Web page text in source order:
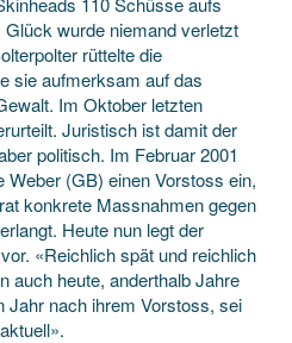
wurde niemand verletzt
rüttelte die
sie aufmerksam auf das
Im Oktober letzten
Juristisch ist damit der
politisch. Im Februar 2001
Weber (GB) einen Vorstoss ein,
konkrete Massnahmen gegen
Heute nun legt der
«Reichlich spät und reichlich
auch heute, anderthalb Jahre
Jahr nach ihrem Vorstoss, sei